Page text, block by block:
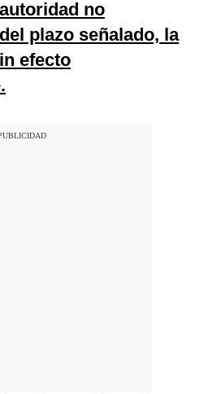
no
plazo señalado, la
efecto